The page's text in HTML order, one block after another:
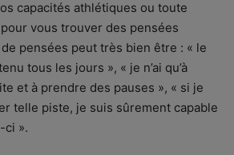
capacités athlétiques ou toute
vous trouver des pensées
pensées peut très bien être : « le
tous les jours », « je n’ai qu’à
et à prendre des pauses », « si je
telle piste, je suis sûrement capable
ci ».